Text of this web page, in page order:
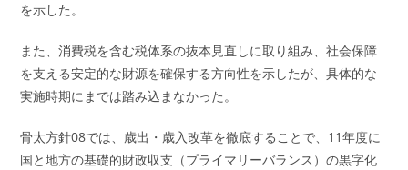
を示した。
また、消費税を含む税体系の抜本見直しに取り組み、社会保障
を支える安定的な財源を確保する方向性を示したが、具体的な
実施時期にまでは踏み込まなかった。
骨太方針08では、歳出・歳入改革を徹底することで、11年度に
国と地方の基礎的財政収支（プライマリーバランス）の黒字化